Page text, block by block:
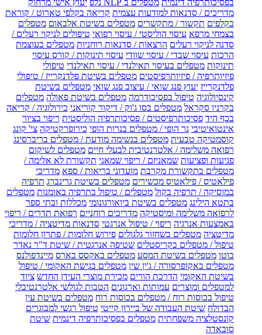
בפסיכותרפיה דינמית מטפלים ב NLP נלפ
יעוץ אישי מרחוק
מדריכים / סדנאות למודעות עצמית קריאה בקלפי טארוט / קוראת
בקלפים תקשור / מתקשרים מטפלים בשיטת אלבאום מטפלים
בצמחי מרפא עיסוי הוליסטי / עיסוי רפואי טיפולים לניקוי רעלים /
סדנה לניקוי רעלים הרצאות / סדנאות רוחניות מטפלים בעוצמת
הרכות עיסוי שבדי / עיסוי שוודי עיסוי תינוקות / קורס עיסוי
תינוקות מטפלים בעיסוי תאילנדי / עיסוי תאילנדי טיפולי
פיזיותרפיה / פיזיותרפיסטים מטפלים בשיטת פלדנקרייז / טיפולי
פלדנקרייז יעוץ פנג שואי / עיצוב פנג שואי מטפלים בשיטת
קינסיולוגיה טיפול בפסיכודרמה מטפלים בשיטת פאולה מטפלים
בקרניו סקראל מטפלים בסו ג'וק / דיקור קוריאני כירולוגיה / קריאה
בכף היד פסיכותרפיסטים / פסיכותרפיה הוליסטית ריפוי בציור
אינטואיטיבי נר הופי / מטפלים בנרות הופי כירופרקטיקה צי' קונג
קוסמטיקה טבעית מטפלים בנשימה מודעת / מטפלים בריברסינג
רפואה משלימה / אלטרנטיבית לבעלי חיים מטפלים לשיקום
פגיעות ופציעות שמאניזם / ריפוי שמאני תקשורת לא אלימה /
מטפלים בתקשורת מקרבת מועדוני בריאות / ספא מדריכי
פילאטיס / פילאטיס מכשירים מטפלים בשיטת גרינברג תרפיה
במוסיקה / תרפיה בקול מטפלים / טיפול בתרפיה באומנות מטפלים
בתטא הילינג מטפלים בשיטת ביואורגונומי מכללות ובתי ספר
לרפואה משלימה ומיסטיקה מדריכים רוחניים רפואת תדרים / ריפוי
באמצעות אנרגיה ריפוי / טיפול אנרגטי סדנאות מדיטציה / מדריכי
מדיטציה מטפלים בשחזור גלגולים פירוש חלומות / פתרון חלומות
טיפול / מטפלים בקריסטלים שטיפה אנרגטית / שיטת ד"ר נאדר
בוטו מטפלים בשיטת המסע מטפלים באקסס בארס מיינדפולנס
מטפלים באקופרסורה / ג'ין שין מטפלים בגישת האקומי / טיפול
בשיטת האקומי הדרכת הורים מכירת מוצרי העידן החדש ציוד
למטפלים ומוצרים עמותות וארגונים הטבות לגולשי אלטרנטיבלי
טיפול בכוסות רוח / מטפלים בכוסות רוח מטפלים בשיטת עין
הבדולח שיטת העבודה של ביירון קייטי טיפול רגשי למבוגרים
קונסטלציה משפחתית מטפלים בפסיכותרפיה דינמית שיטת
סובאדה